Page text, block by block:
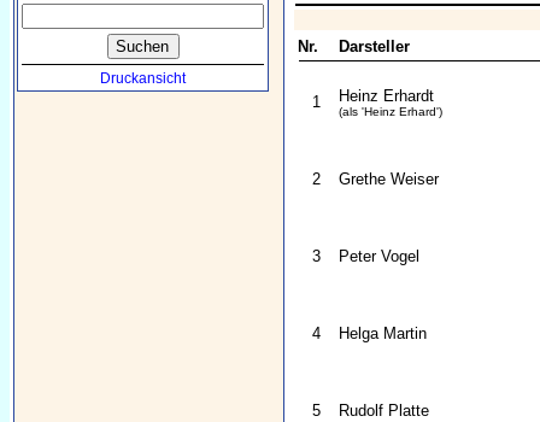
Druckansicht
Nr. Darsteller
1 Heinz Erhardt
(als 'Heinz Erhard')
2 Grethe Weiser
3 Peter Vogel
4 Helga Martin
5 Rudolf Platte